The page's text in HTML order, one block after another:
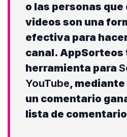
o las personas
videos son una
efectiva para
canal. AppSorteos
herramienta para
YouTube,
un comentario
lista de